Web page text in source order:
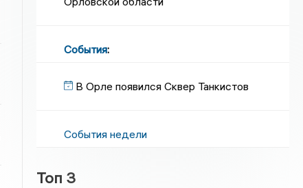
События:
В Орле появился Сквер Танкистов
События недели
Топ 3